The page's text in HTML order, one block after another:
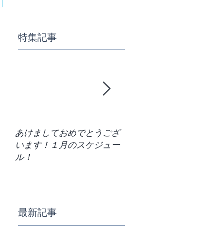
特集記事
あけましておめでとうござ
います！１月のスケジュー
ル！
最新記事